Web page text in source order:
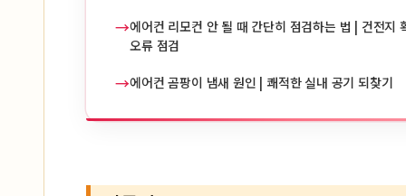
→에어컨 리모컨 안 될 때 간단히 점검하는 법 | 건전지
오류 점검
→에어컨 곰팡이 냄새 원인 | 쾌적한 실내 공기 되찾기